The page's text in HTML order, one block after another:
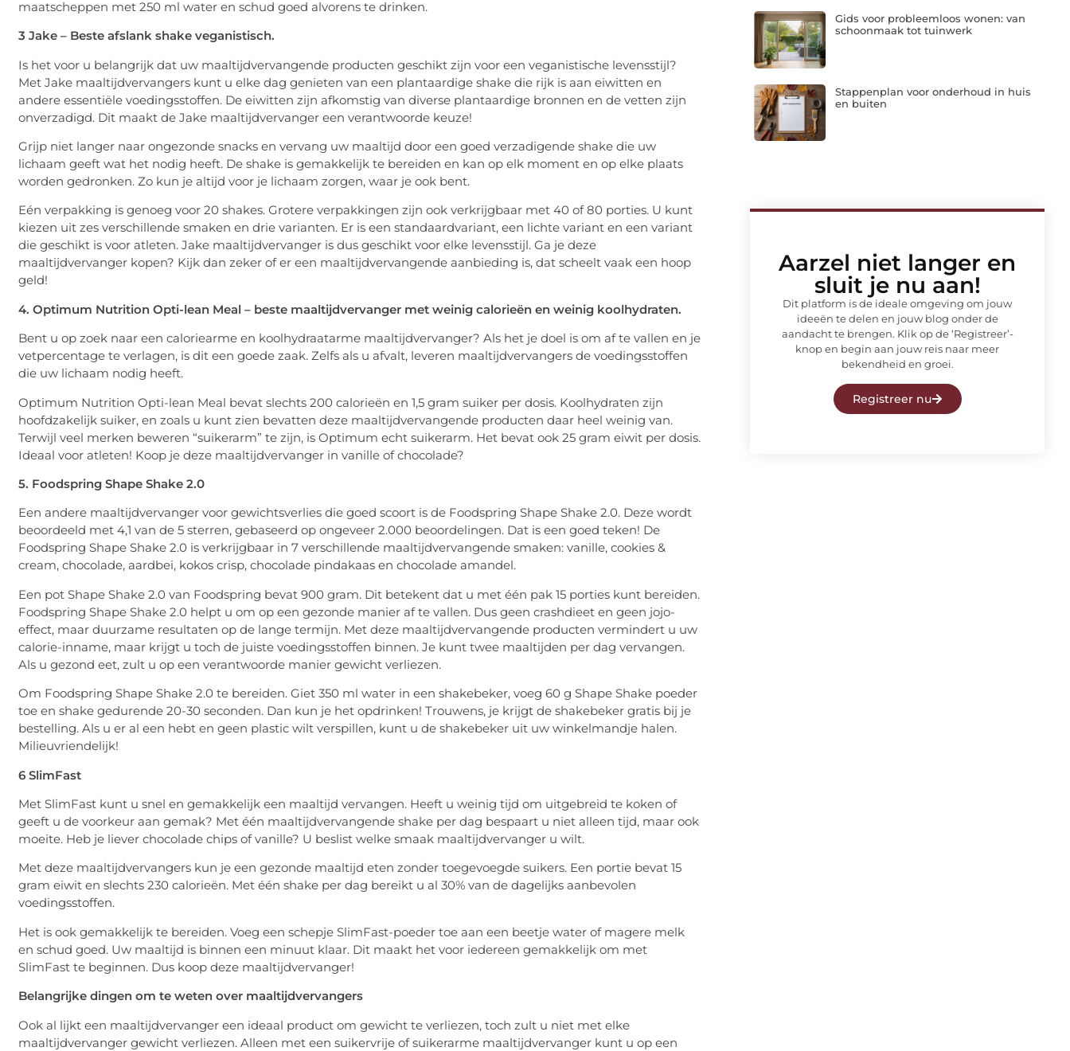
maatscheppen met 250 ml water en schud goed alvorens te drinken.
3 Jake – Beste afslank shake veganistisch.
Is het voor u belangrijk dat uw maaltijdvervangende producten geschikt zijn voor een veganistische levensstijl?
Met Jake maaltijdvervangers kunt u elke dag genieten van een plantaardige shake die rijk is aan eiwitten en
andere essentiële voedingsstoffen. De eiwitten zijn afkomstig van diverse plantaardige bronnen en de vetten zijn
onverzadigd. Dit maakt de Jake maaltijdvervanger een verantwoorde keuze!
Grijp niet langer naar ongezonde snacks en vervang uw maaltijd door een goed verzadigende shake die uw
lichaam geeft wat het nodig heeft. De shake is gemakkelijk te bereiden en kan op elk moment en op elke plaats
worden gedronken. Zo kun je altijd voor je lichaam zorgen, waar je ook bent.
Eén verpakking is genoeg voor 20 shakes. Grotere verpakkingen zijn ook verkrijgbaar met 40 of 80 porties. U kunt
kiezen uit zes verschillende smaken en drie varianten. Er is een standaardvariant, een lichte variant en een variant
die geschikt is voor atleten. Jake maaltijdvervanger is dus geschikt voor elke levensstijl. Ga je deze
maaltijdvervanger kopen? Kijk dan zeker of er een maaltijdvervangende aanbieding is, dat scheelt vaak een hoop
geld!
4. Optimum Nutrition Opti-lean Meal – beste maaltijdvervanger met weinig calorieën en weinig koolhydraten.
Bent u op zoek naar een caloriearme en koolhydraatarme maaltijdvervanger? Als het je doel is om af te vallen en je
vetpercentage te verlagen, is dit een goede zaak. Zelfs als u afvalt, leveren maaltijdvervangers de voedingsstoffen
die uw lichaam nodig heeft.
Optimum Nutrition Opti-lean Meal bevat slechts 200 calorieën en 1,5 gram suiker per dosis. Koolhydraten zijn
hoofdzakelijk suiker, en zoals u kunt zien bevatten deze maaltijdvervangende producten daar heel weinig van.
Terwijl veel merken beweren “suikerarm” te zijn, is Optimum echt suikerarm. Het bevat ook 25 gram eiwit per dosis.
Ideaal voor atleten! Koop je deze maaltijdvervanger in vanille of chocolade?
5. Foodspring Shape Shake 2.0
Een andere maaltijdvervanger voor gewichtsverlies die goed scoort is de Foodspring Shape Shake 2.0. Deze wordt
beoordeeld met 4,1 van de 5 sterren, gebaseerd op ongeveer 2.000 beoordelingen. Dat is een goed teken! De
Foodspring Shape Shake 2.0 is verkrijgbaar in 7 verschillende maaltijdvervangende smaken: vanille, cookies &
cream, chocolade, aardbei, kokos crisp, chocolade pindakaas en chocolade amandel.
Een pot Shape Shake 2.0 van Foodspring bevat 900 gram. Dit betekent dat u met één pak 15 porties kunt bereiden.
Foodspring Shape Shake 2.0 helpt u om op een gezonde manier af te vallen. Dus geen crashdieet en geen jojo-
effect, maar duurzame resultaten op de lange termijn. Met deze maaltijdvervangende producten vermindert u uw
calorie-inname, maar krijgt u toch de juiste voedingsstoffen binnen. Je kunt twee maaltijden per dag vervangen.
Als u gezond eet, zult u op een verantwoorde manier gewicht verliezen.
Om Foodspring Shape Shake 2.0 te bereiden. Giet 350 ml water in een shakebeker, voeg 60 g Shape Shake poeder
toe en shake gedurende 20-30 seconden. Dan kun je het opdrinken! Trouwens, je krijgt de shakebeker gratis bij je
bestelling. Als u er al een hebt en geen plastic wilt verspillen, kunt u de shakebeker uit uw winkelmandje halen.
Milieuvriendelijk!
6 SlimFast
Met SlimFast kunt u snel en gemakkelijk een maaltijd vervangen. Heeft u weinig tijd om uitgebreid te koken of
geeft u de voorkeur aan gemak? Met één maaltijdvervangende shake per dag bespaart u niet alleen tijd, maar ook
moeite. Heb je liever chocolade chips of vanille? U beslist welke smaak maaltijdvervanger u wilt.
Met deze maaltijdvervangers kun je een gezonde maaltijd eten zonder toegevoegde suikers. Een portie bevat 15
gram eiwit en slechts 230 calorieën. Met één shake per dag bereikt u al 30% van de dagelijks aanbevolen
voedingsstoffen.
Het is ook gemakkelijk te bereiden. Voeg een schepje SlimFast-poeder toe aan een beetje water of magere melk
en schud goed. Uw maaltijd is binnen een minuut klaar. Dit maakt het voor iedereen gemakkelijk om met
SlimFast te beginnen. Dus koop deze maaltijdvervanger!
Belangrijke dingen om te weten over maaltijdvervangers
Ook al lijkt een maaltijdvervanger een ideaal product om gewicht te verliezen, toch zult u niet met elke
maaltijdvervanger gewicht verliezen. Alleen met een suikervrije of suikerarme maaltijdvervanger kunt u op een
Gids voor probleemloos wonen: van
schoonmaak tot tuinwerk
Stappenplan voor onderhoud in huis
en buiten
Aarzel niet langer en
sluit je nu aan!
Dit platform is de ideale omgeving om jouw
ideeën te delen en jouw blog onder de
aandacht te brengen. Klik op de ‘Registreer’-
knop en begin aan jouw reis naar meer
bekendheid en groei.
Registreer nu